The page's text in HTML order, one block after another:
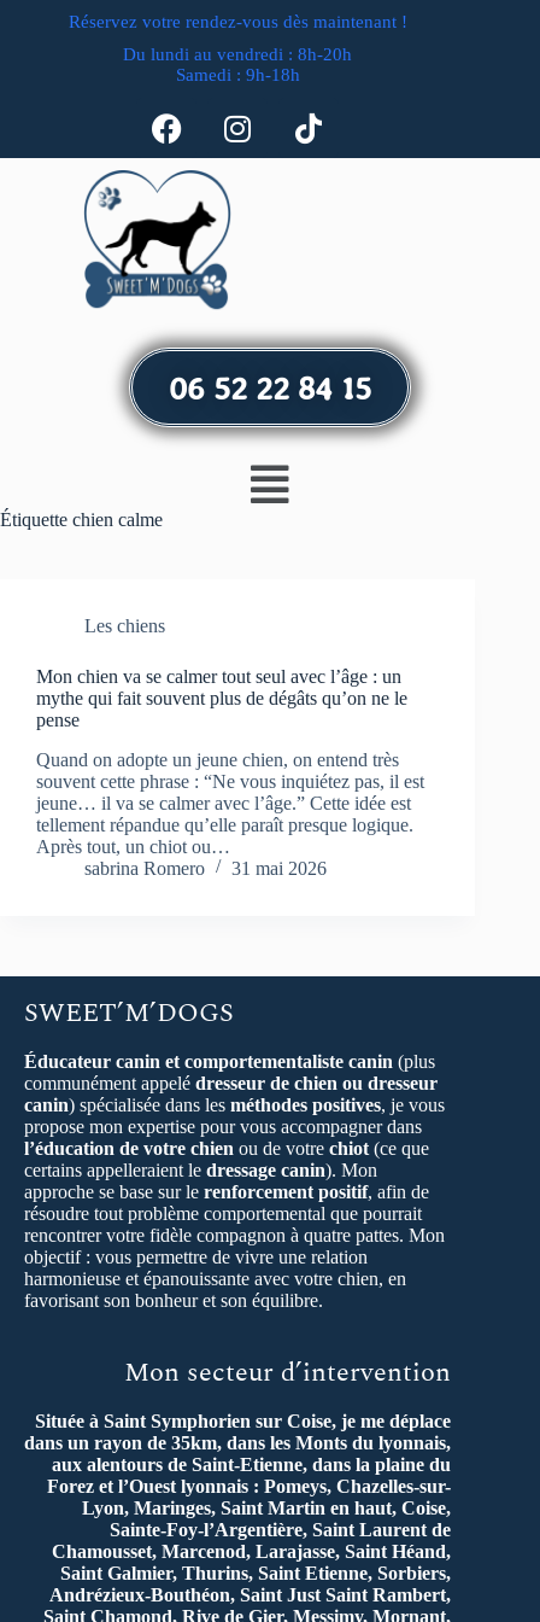
Réservez votre rendez-vous dès maintenant !
Du lundi au vendredi : 8h-20h
Samedi : 9h-18h
06 52 22 84 15
Étiquette chien calme
Les chiens
Mon chien va se calmer tout seul avec l’âge : un
mythe qui fait souvent plus de dégâts qu’on ne le
pense
Quand on adopte un jeune chien, on entend très
souvent cette phrase : “Ne vous inquiétez pas, il est
jeune… il va se calmer avec l’âge.” Cette idée est
tellement répandue qu’elle paraît presque logique.
Après tout, un chiot ou…
sabrina Romero
31 mai 2026
SWEET’M’DOGS
Éducateur canin et comportementaliste canin (plus
communément appelé dresseur de chien ou dresseur
canin) spécialisée dans les méthodes positives, je vous
propose mon expertise pour vous accompagner dans
l’éducation de votre chien ou de votre chiot (ce que
certains appelleraient le dressage canin). Mon
approche se base sur le renforcement positif, afin de
résoudre tout problème comportemental que pourrait
rencontrer votre fidèle compagnon à quatre pattes. Mon
objectif : vous permettre de vivre une relation
harmonieuse et épanouissante avec votre chien, en
favorisant son bonheur et son équilibre.
Mon secteur d’intervention
Située à Saint Symphorien sur Coise, je me déplace
dans un rayon de 35km, dans les Monts du lyonnais,
aux alentours de Saint-Etienne, dans la plaine du
Forez et l’Ouest lyonnais : Pomeys, Chazelles-sur-
Lyon, Maringes, Saint Martin en haut, Coise,
Sainte-Foy-l’Argentière, Saint Laurent de
Chamousset, Marcenod, Larajasse, Saint Héand,
Saint Galmier, Thurins, Saint Etienne, Sorbiers,
Andrézieux-Bouthéon, Saint Just Saint Rambert,
Saint Chamond, Rive de Gier, Messimy, Mornant,